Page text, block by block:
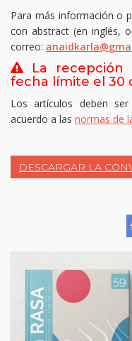
Para más información o
con abstract (en inglés,
correo:
La
fecha límite el 30
Los artículos deben
acuerdo a las normas de
DESCARGAR LA